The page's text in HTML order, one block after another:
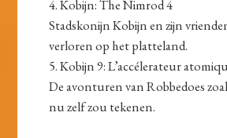
4. Kobijn: The Nimrod 4
Stadskonijn Kobijn en zijn
verloren op het platteland.
5. Kobijn 9: L’accélerateur
De avonturen van Robbedoes
nu zelf zou tekenen.